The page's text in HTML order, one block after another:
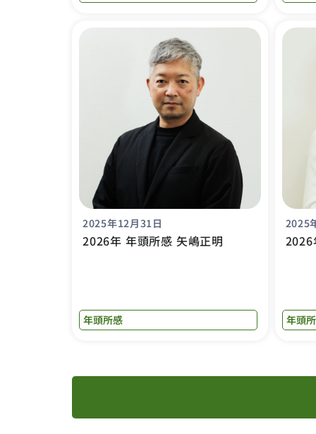
2025年12月31日
2026年 年頭所感 矢嶋正明
年頭所感
2025
2026
年頭